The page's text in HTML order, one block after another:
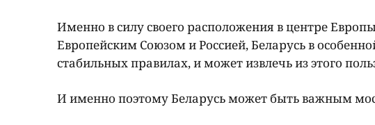
Именно в силу своего расположения в центре
Европейским Союзом и Россией, Беларусь в
стабильных правилах, и может извлечь из этого
И именно поэтому Беларусь может быть важным